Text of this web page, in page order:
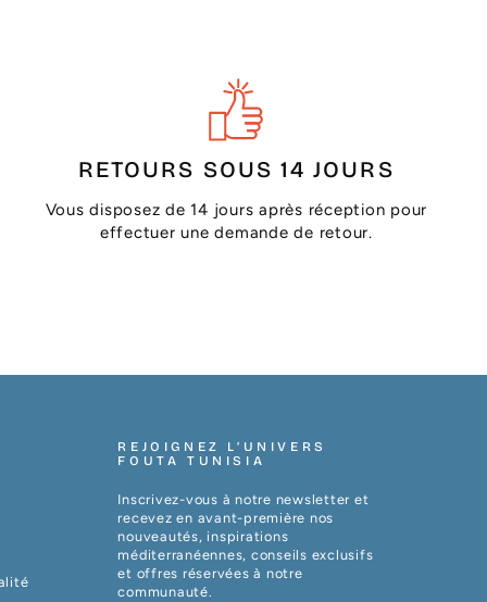
RETOURS SOUS 14 JOURS
Vous disposez de 14 jours après réception pour
effectuer une demande de retour.
REJOIGNEZ L’UNIVERS
FOUTA TUNISIA
Inscrivez-vous à notre newsletter et
recevez en avant-première nos
nouveautés, inspirations
méditerranéennes, conseils exclusifs
et offres réservées à notre
communauté.